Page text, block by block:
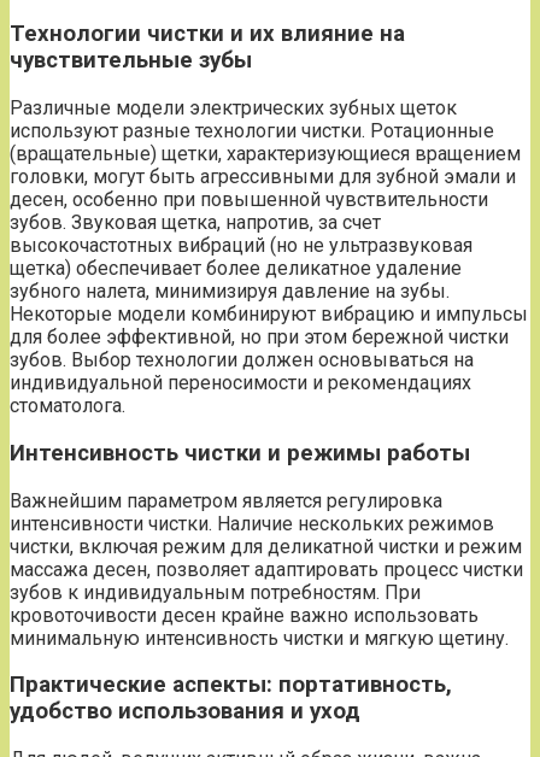
Технологии чистки и их влияние на
чувствительные зубы
Различные модели электрических зубных щеток
используют разные технологии чистки. Ротационные
(вращательные) щетки, характеризующиеся вращением
головки, могут быть агрессивными для зубной эмали и
десен, особенно при повышенной чувствительности
зубов. Звуковая щетка, напротив, за счет
высокочастотных вибраций (но не ультразвуковая
щетка) обеспечивает более деликатное удаление
зубного налета, минимизируя давление на зубы.
Некоторые модели комбинируют вибрацию и импульсы
для более эффективной, но при этом бережной чистки
зубов. Выбор технологии должен основываться на
индивидуальной переносимости и рекомендациях
стоматолога.
Интенсивность чистки и режимы работы
Важнейшим параметром является регулировка
интенсивности чистки. Наличие нескольких режимов
чистки, включая режим для деликатной чистки и режим
массажа десен, позволяет адаптировать процесс чистки
зубов к индивидуальным потребностям. При
кровоточивости десен крайне важно использовать
минимальную интенсивность чистки и мягкую щетину.
Практические аспекты: портативность,
удобство использования и уход